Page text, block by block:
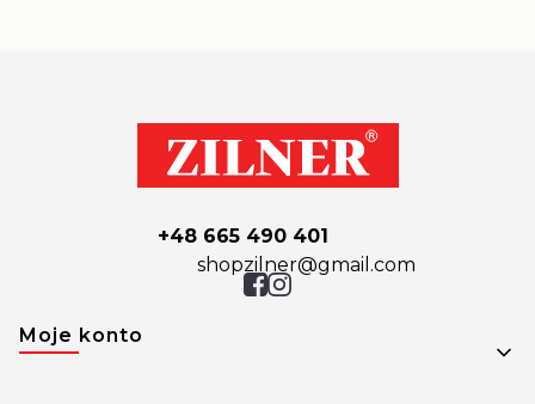
+48 665 490 401
shopzilner@gmail.com
Linki w stopce
Moje konto